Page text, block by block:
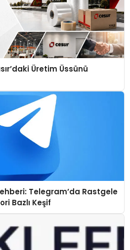
Üretim Üssünü
Telegram’da Rastgele
Bazlı Keşif